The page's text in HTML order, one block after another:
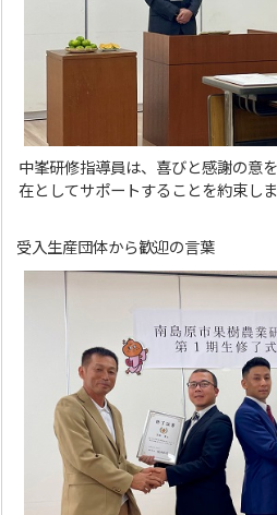
中峯研修指導員は、喜びと感謝の意
在としてサポートすることを約束しま
受入生産団体から歓迎の言葉